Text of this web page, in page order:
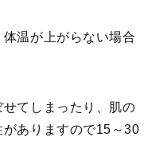
温が上がらない場合
てしまったり、肌の
ありますので15～30